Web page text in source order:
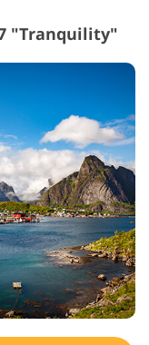
"Tranquility"